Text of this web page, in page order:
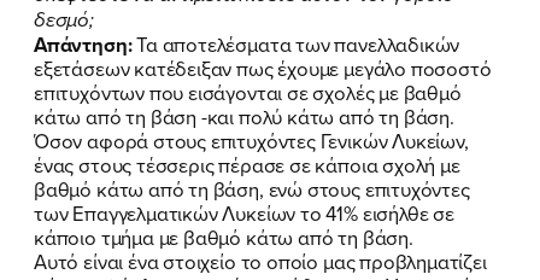
δεσμό;
Απάντηση:Τα αποτελέσματα των πανελλαδικών
εξετάσεων κατέδειξαν πως έχουμε μεγάλο ποσοστό
επιτυχόντων που εισάγονται σε σχολές με βαθμό
κάτω από τη βάση -και πολύ κάτω από τη βάση.
Όσον αφορά στους επιτυχόντες Γενικών Λυκείων,
ένας στους τέσσερις πέρασε σε κάποια σχολή με
βαθμό κάτω από τη βάση, ενώ στους επιτυχόντες
των Επαγγελματικών Λυκείων το 41% εισήλθε σε
κάποιο τμήμα με βαθμό κάτω από τη βάση.
Αυτό είναι ένα στοιχείο το οποίο μας προβληματίζει